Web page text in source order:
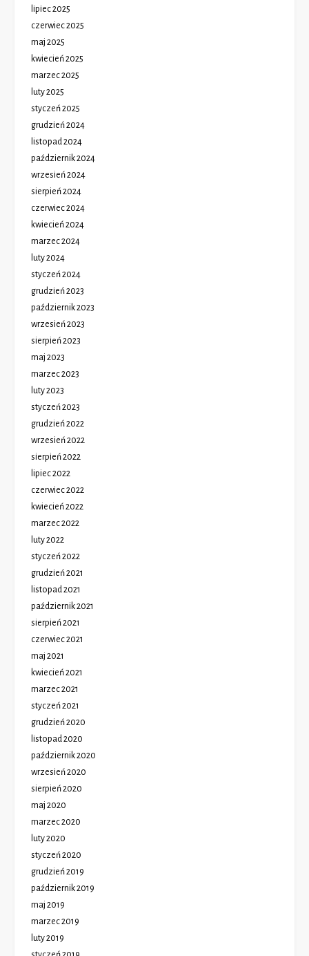
lipiec 2025
czerwiec 2025
maj 2025
kwiecień 2025
marzec 2025
luty 2025
styczeń 2025
grudzień 2024
listopad 2024
październik 2024
wrzesień 2024
sierpień 2024
czerwiec 2024
kwiecień 2024
marzec 2024
luty 2024
styczeń 2024
grudzień 2023
październik 2023
wrzesień 2023
sierpień 2023
maj 2023
marzec 2023
luty 2023
styczeń 2023
grudzień 2022
wrzesień 2022
sierpień 2022
lipiec 2022
czerwiec 2022
kwiecień 2022
marzec 2022
luty 2022
styczeń 2022
grudzień 2021
listopad 2021
październik 2021
sierpień 2021
czerwiec 2021
maj 2021
kwiecień 2021
marzec 2021
styczeń 2021
grudzień 2020
listopad 2020
październik 2020
wrzesień 2020
sierpień 2020
maj 2020
marzec 2020
luty 2020
styczeń 2020
grudzień 2019
październik 2019
maj 2019
marzec 2019
luty 2019